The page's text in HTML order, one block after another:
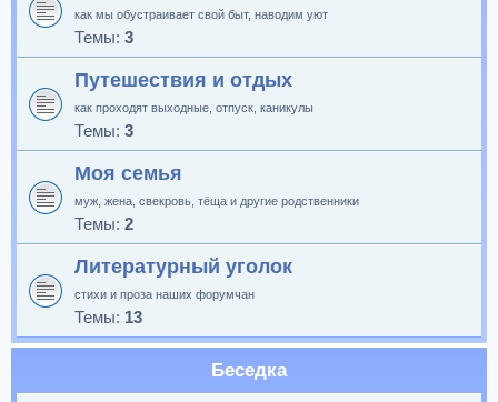
как мы обустраивает свой быт, наводим уют
Темы: 3
Путешествия и отдых
как проходят выходные, отпуск, каникулы
Темы: 3
Моя семья
муж, жена, свекровь, тёща и другие родственники
Темы: 2
Литературный уголок
стихи и проза наших форумчан
Темы: 13
Беседка